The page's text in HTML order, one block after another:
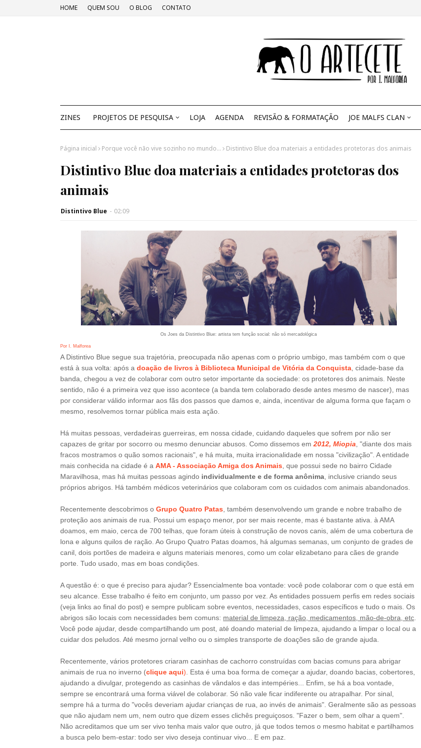
HOME QUEM SOU O BLOG CONTATO
ZINES PROJETOS DE PESQUISA LOJA AGENDA REVISÃO & FORMATAÇÃO JOE MALFS CLAN
Página inicial Porque você não vive sozinho no mundo... Distintivo Blue doa materiais a entidades protetoras dos animais
Distintivo Blue doa materiais a entidades protetoras dos
animais
Distintivo Blue - 02:09
Os Joes da Distintivo Blue: artista tem função social: não só mercadológica
Por I. Malforea
A Distintivo Blue segue sua trajetória, preocupada não apenas com o próprio umbigo, mas também com o que
está à sua volta: após a doação de livros à Biblioteca Municipal de Vitória da Conquista , cidade-base da
banda, chegou a vez de colaborar com outro setor importante da sociedade: os protetores dos animais. Neste
sentido, não é a primeira vez que isso acontece (a banda tem colaborado desde antes mesmo de nascer), mas
por considerar válido informar aos fãs dos passos que damos e, ainda, incentivar de alguma forma que façam o
mesmo, resolvemos tornar pública mais esta ação.
Há muitas pessoas, verdadeiras guerreiras, em nossa cidade, cuidando daqueles que sofrem por não ser
capazes de gritar por socorro ou mesmo denunciar abusos. Como dissemos em 2012, Miopia , "diante dos mais
fracos mostramos o quão somos racionais", e há muita, muita irracionalidade em nossa "civilização". A entidade
mais conhecida na cidade é a AMA - Associação Amiga dos Animais , que possui sede no bairro Cidade
Maravilhosa, mas há muitas pessoas agindo individualmente e de forma anônima , inclusive criando seus
próprios abrigos. Há também médicos veterinários que colaboram com os cuidados com animais abandonados.
Recentemente descobrimos o Grupo Quatro Patas , também desenvolvendo um grande e nobre trabalho de
proteção aos animais de rua. Possui um espaço menor, por ser mais recente, mas é bastante ativa. à AMA
doamos, em maio, cerca de 700 telhas, que foram úteis à construção de novos canis, além de uma cobertura de
lona e alguns quilos de ração. Ao Grupo Quatro Patas doamos, há algumas semanas, um conjunto de grades de
canil, dois portões de madeira e alguns materiais menores, como um colar elizabetano para cães de grande
porte. Tudo usado, mas em boas condições.
A questão é: o que é preciso para ajudar? Essencialmente boa vontade: você pode colaborar com o que está em
seu alcance. Esse trabalho é feito em conjunto, um passo por vez. As entidades possuem perfis em redes sociais
(veja links ao final do post) e sempre publicam sobre eventos, necessidades, casos específicos e tudo o mais. Os
abrigos são locais com necessidades bem comuns: material de limpeza, ração, medicamentos, mão-de-obra, etc
Você pode ajudar, desde compartilhando um post, até doando material de limpeza, ajudando a limpar o local ou a
cuidar dos peludos. Até mesmo jornal velho ou o simples transporte de doações são de grande ajuda.
Recentemente, vários protetores criaram casinhas de cachorro construídas com bacias comuns para abrigar
animais de rua no inverno (clique aqui) . Esta é uma boa forma de começar a ajudar, doando bacias, cobertores,
ajudando a divulgar, protegendo as casinhas de vândalos e das intempéries... Enfim, se há a boa vontade,
sempre se encontrará uma forma viável de colaborar. Só não vale ficar indiferente ou atrapalhar. Por sinal,
sempre há a turma do "vocês deveriam ajudar crianças de rua, ao invés de animais". Geralmente são as pessoas
que não ajudam nem um, nem outro que dizem esses clichês preguiçosos. "Fazer o bem, sem olhar a quem".
Não acreditamos que um ser vivo tenha mais valor que outro, já que todos temos o mesmo habitat e partilhamos
a busca pelo bem-estar: todo ser vivo deseja continuar vivo... E em paz.